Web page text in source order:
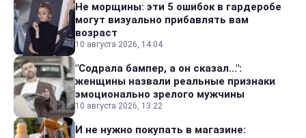
Не морщины: эти 5 ошибок в гардеробе
могут визуально прибавлять вам
возраст
10 августа 2026, 14:04
"Содрала бампер, а он сказал...":
женщины назвали реальные признаки
эмоционально зрелого мужчины
10 августа 2026, 13:22
И не нужно покупать в магазине: